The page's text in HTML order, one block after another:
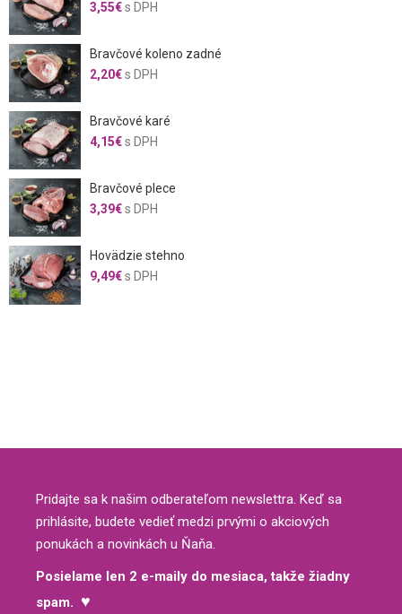
3,55€s DPH
Bravčové koleno zadné
2,20€s DPH
Bravčové karé
4,15€s DPH
Bravčové plece
3,39€s DPH
Hovädzie stehno
9,49€s DPH
Pridajte sa k našim odberateľom newslettra. Keď sa
prihlásite, budete vedieť medzi prvými o akciových
ponukách a novinkách u Ňaňa.
Posielame len 2 e-maily do mesiaca, takže žiadny
spam. ♥